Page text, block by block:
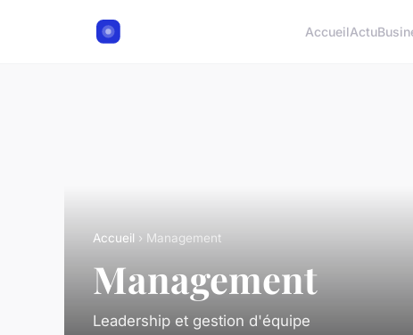
AccueilActu
Accueil › Management
Management
Leadership et gestion d'équipe